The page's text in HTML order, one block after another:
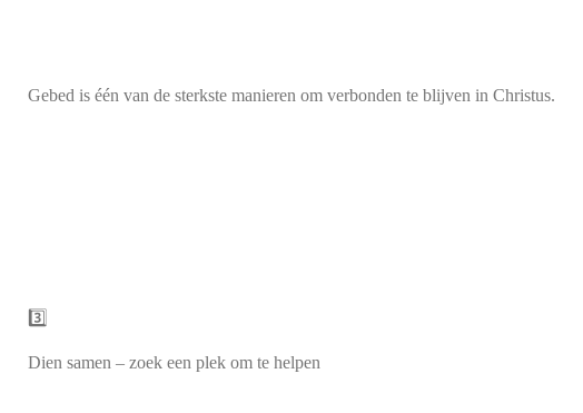
Gebed is één van de sterkste manieren om verbonden te blijven in Christus.
3️⃣
Dien samen – zoek een plek om te helpen